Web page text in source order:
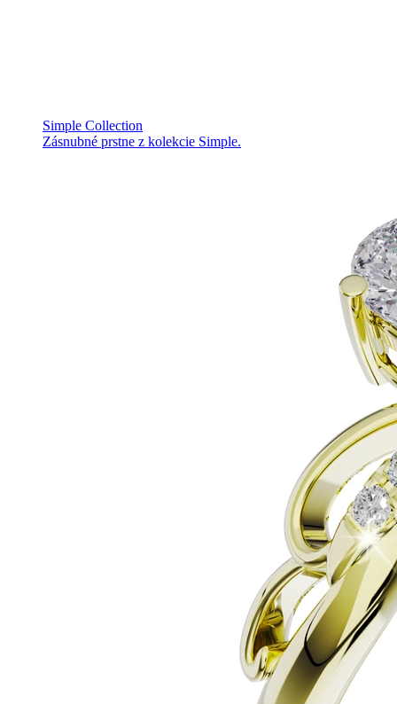
Simple Collection
Zásnubné prstne z kolekcie Simple.